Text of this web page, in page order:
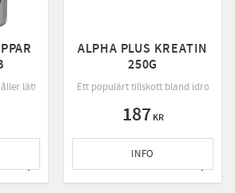
och näringsupptag.
och kalciumbisglycinat med synergisten
lättupptagligt kopparbisglycinat och synergisten
Lägg till i favoriter
ALPHA PLUS KREATIN
250G
Ett populärt tillskott bland idrottare
187 KR
Lägg
INFO